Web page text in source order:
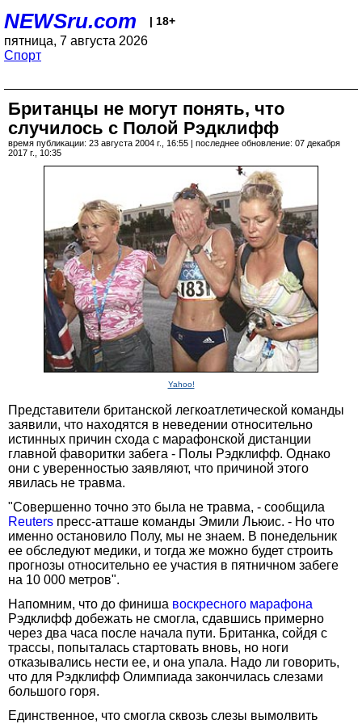
NEWSru.com | 18+
пятница, 7 августа 2026
Спорт
Британцы не могут понять, что
случилось с Полой Рэдклифф
время публикации: 23 августа 2004 г., 16:55 | последнее обновление: 07 декабря
2017 г., 10:35
Yahoo!
Представители британской легкоатлетической команды
заявили, что находятся в неведении относительно
истинных причин схода с марафонской дистанции
главной фаворитки забега - Полы Рэдклифф. Однако
они с уверенностью заявляют, что причиной этого
явилась не травма.
"Совершенно точно это была не травма, - сообщила
Reuters пресс-атташе команды Эмили Льюис. - Но что
именно остановило Полу, мы не знаем. В понедельник
ее обследуют медики, и тогда же можно будет строить
прогнозы относительно ее участия в пятничном забеге
на 10 000 метров".
Напомним, что до финиша воскресного марафона
Рэдклифф добежать не смогла, сдавшись примерно
через два часа после начала пути. Британка, сойдя с
трассы, попыталась стартовать вновь, но ноги
отказывались нести ее, и она упала. Надо ли говорить,
что для Рэдклифф Олимпиада закончилась слезами
большого горя.
Единственное, что смогла сквозь слезы вымолвить